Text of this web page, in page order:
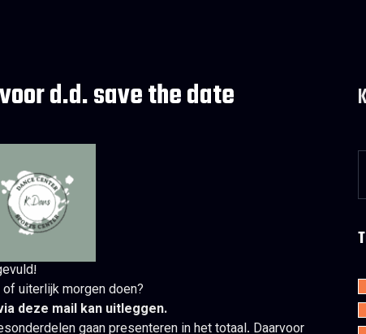
d.d. save the date
uiterlijk morgen doen?
deze mail kan uitleggen.
gaan presenteren in het totaal. Daarvoor